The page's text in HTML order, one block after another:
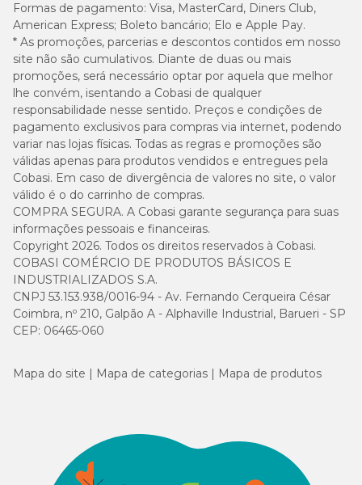
Formas de pagamento: Visa, MasterCard, Diners Club,
American Express; Boleto bancário; Elo e Apple Pay.
* As promoções, parcerias e descontos contidos em nosso
site não são cumulativos. Diante de duas ou mais
promoções, será necessário optar por aquela que melhor
lhe convém, isentando a Cobasi de qualquer
responsabilidade nesse sentido. Preços e condições de
pagamento exclusivos para compras via internet, podendo
variar nas lojas físicas. Todas as regras e promoções são
válidas apenas para produtos vendidos e entregues pela
Cobasi. Em caso de divergência de valores no site, o valor
válido é o do carrinho de compras.
COMPRA SEGURA. A Cobasi garante segurança para suas
informações pessoais e financeiras.
Copyright 2026. Todos os direitos reservados à Cobasi.
COBASI COMÉRCIO DE PRODUTOS BÁSICOS E
INDUSTRIALIZADOS S.A.
CNPJ 53.153.938/0016-94 - Av. Fernando Cerqueira César
Coimbra, nº 210, Galpão A - Alphaville Industrial, Barueri - SP
CEP: 06465-060
Mapa do site Mapa de categorias Mapa de produtos